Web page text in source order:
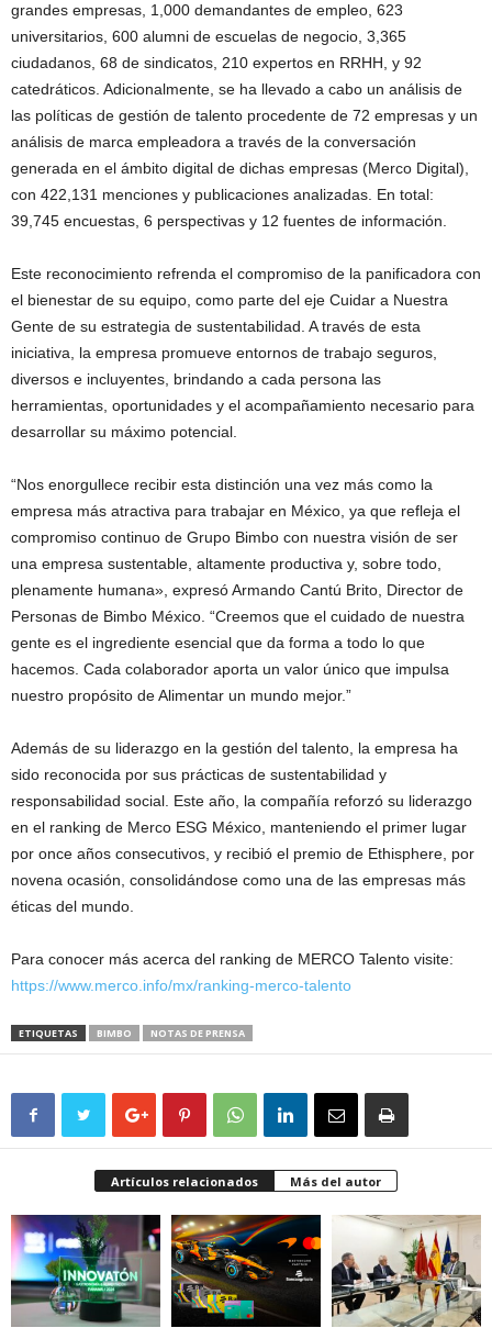
grandes empresas, 1,000 demandantes de empleo, 623
universitarios, 600 alumni de escuelas de negocio, 3,365
ciudadanos, 68 de sindicatos, 210 expertos en RRHH, y 92
catedráticos. Adicionalmente, se ha llevado a cabo un análisis de
las políticas de gestión de talento procedente de 72 empresas y un
análisis de marca empleadora a través de la conversación
generada en el ámbito digital de dichas empresas (Merco Digital),
con 422,131 menciones y publicaciones analizadas. En total:
39,745 encuestas, 6 perspectivas y 12 fuentes de información.
Este reconocimiento refrenda el compromiso de la panificadora con
el bienestar de su equipo, como parte del eje Cuidar a Nuestra
Gente de su estrategia de sustentabilidad. A través de esta
iniciativa, la empresa promueve entornos de trabajo seguros,
diversos e incluyentes, brindando a cada persona las
herramientas, oportunidades y el acompañamiento necesario para
desarrollar su máximo potencial.
“Nos enorgullece recibir esta distinción una vez más como la
empresa más atractiva para trabajar en México, ya que refleja el
compromiso continuo de Grupo Bimbo con nuestra visión de ser
una empresa sustentable, altamente productiva y, sobre todo,
plenamente humana», expresó Armando Cantú Brito, Director de
Personas de Bimbo México. “Creemos que el cuidado de nuestra
gente es el ingrediente esencial que da forma a todo lo que
hacemos. Cada colaborador aporta un valor único que impulsa
nuestro propósito de Alimentar un mundo mejor.”
Además de su liderazgo en la gestión del talento, la empresa ha
sido reconocida por sus prácticas de sustentabilidad y
responsabilidad social. Este año, la compañía reforzó su liderazgo
en el ranking de Merco ESG México, manteniendo el primer lugar
por once años consecutivos, y recibió el premio de Ethisphere, por
novena ocasión, consolidándose como una de las empresas más
éticas del mundo.
Para conocer más acerca del ranking de MERCO Talento visite:
https://www.merco.info/mx/ranking-merco-talento
ETIQUETAS BIMBO NOTAS DE PRENSA
Artículos relacionados Más del autor